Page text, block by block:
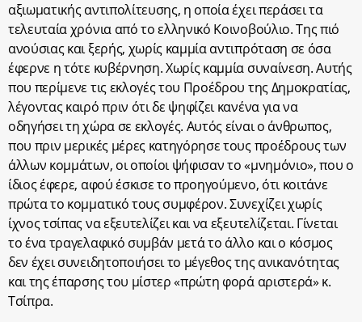
αξιωματικής αντιπολίτευσης, η οποία έχει περάσει τα
τελευταία χρόνια από το ελληνικό Κοινοβούλιο. Της πιό
ανούσιας και ξερής, χωρίς καμμία αντιπρόταση σε όσα
έφερνε η τότε κυβέρνηση. Χωρίς καμμία συναίνεση. Αυτής
που περίμενε τις εκλογές του Προέδρου της Δημοκρατίας,
λέγοντας καιρό πριν ότι δε ψηφίζει κανένα για να
οδηγήσει τη χώρα σε εκλογές. Αυτός είναι ο άνθρωπος,
που πριν μερικές μέρες κατηγόρησε τους προέδρους των
άλλων κομμάτων, οι οποίοι ψήφισαν το «μνημόνιο», που ο
ίδιος έφερε, αφού έσκισε το προηγούμενο, ότι κοιτάνε
πρώτα το κομματικό τους συμφέρον. Συνεχίζει χωρίς
ίχνος τσίπας να εξευτελίζει και να εξευτελίζεται. Γίνεται
το ένα τραγελαφικό συμβάν μετά το άλλο και ο κόσμος
δεν έχει συνειδητοποιήσει το μέγεθος της ανικανότητας
και της έπαρσης του μίστερ «πρώτη φορά αριστερά» κ.
Τσίπρα.